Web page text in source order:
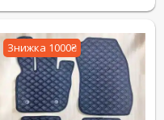
Знижка 1000₴